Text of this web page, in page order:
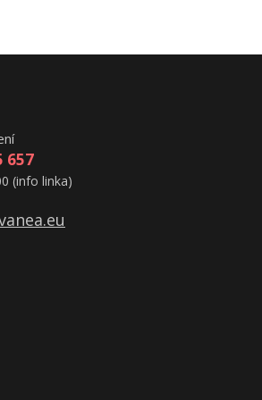
657
(info linka)